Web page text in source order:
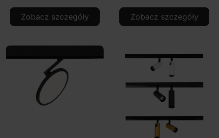
Zobacz szczegóły Zobacz szczegóły